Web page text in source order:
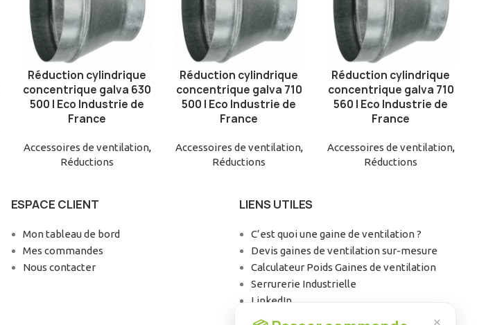
AJOUTER AU PANIER
Réduction cylindrique
concentrique galva 630
500 | Eco Industrie de
France
Accessoires de ventilation,
Réductions
AJOUTER AU PANIER
Réduction cylindrique
concentrique galva 710
500 | Eco Industrie de
France
Accessoires de ventilation,
Réductions
AJOUTER AU PANIER
Réduction cylindrique
concentrique galva 710
560 | Eco Industrie de
France
Accessoires de ventilation,
Réductions
ESPACE CLIENT
Mon tableau de bord
Mes commandes
Nous contacter
LIENS UTILES
C’est quoi une gaine de ventilation ?
Devis gaines de ventilation sur-mesure
Calculateur Poids Gaines de ventilation
Serrurerie Industrielle
LinkedIn
Facebook